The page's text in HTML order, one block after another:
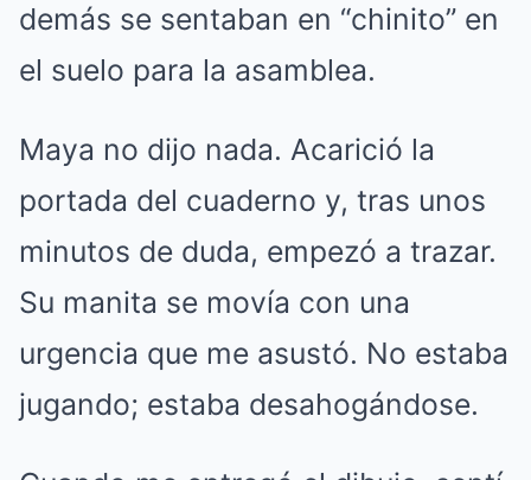
demás se sentaban en “chinito” en
el suelo para la asamblea.
Maya no dijo nada. Acarició la
portada del cuaderno y, tras unos
minutos de duda, empezó a trazar.
Su manita se movía con una
urgencia que me asustó. No estaba
jugando; estaba desahogándose.